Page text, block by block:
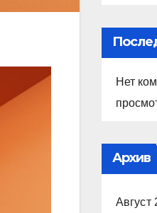
Нет
Архив
Август